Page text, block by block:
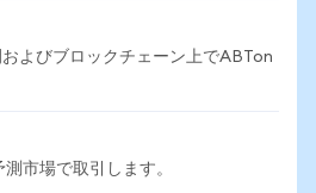
よびブロックチェーン上でABTon
市場で取引します。